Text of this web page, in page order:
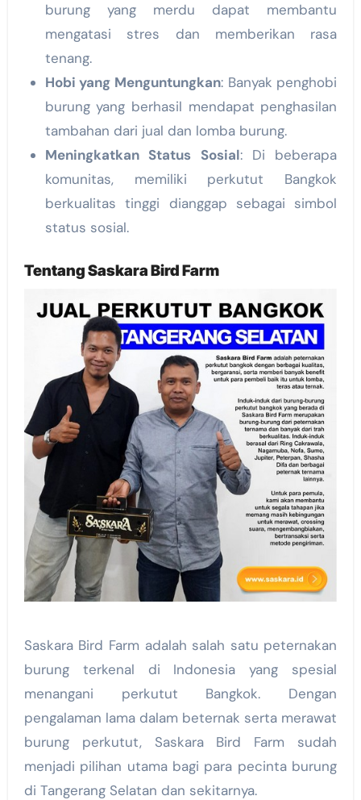
burung yang merdu dapat membantu
mengatasi stres dan memberikan rasa
tenang.
Hobi yang Menguntungkan: Banyak penghobi
burung yang berhasil mendapat penghasilan
tambahan dari jual dan lomba burung.
Meningkatkan Status Sosial: Di beberapa
komunitas, memiliki perkutut Bangkok
berkualitas tinggi dianggap sebagai simbol
status sosial.
TentangSaskara Bird Farm
Saskara Bird Farm adalah salah satu peternakan
burung terkenal di Indonesia yang spesial
menangani perkutut Bangkok. Dengan
pengalaman lama dalam beternak serta merawat
burung perkutut, Saskara Bird Farm sudah
menjadi pilihan utama bagi para pecinta burung
di Tangerang Selatan dan sekitarnya.